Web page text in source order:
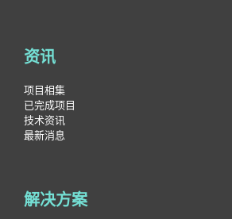
资讯
项目相集
已完成项目
技术资讯
最新消息
解决方案